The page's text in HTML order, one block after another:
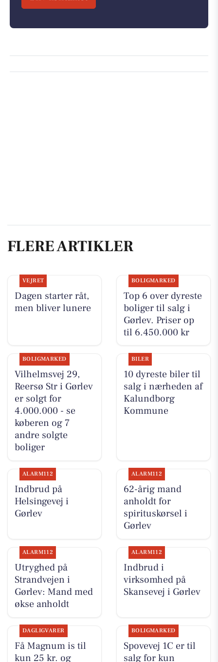
FLERE ARTIKLER
VEJRET
Dagen starter råt,
men bliver lunere
BOLIGMARKED
Top 6 over dyreste
boliger til salg i
Gørlev. Priser op
til 6.450.000 kr
BOLIGMARKED
Vilhelmsvej 29,
Reersø Str i Gørlev
er solgt for
4.000.000 - se
køberen og 7
andre solgte
boliger
BILER
10 dyreste biler til
salg i nærheden af
Kalundborg
Kommune
ALARM112
Indbrud på
Helsingevej i
Gørlev
ALARM112
62-årig mand
anholdt for
spirituskørsel i
Gørlev
ALARM112
Utryghed på
Strandvejen i
Gørlev: Mand med
økse anholdt
ALARM112
Indbrud i
virksomhed på
Skansevej i Gørlev
DAGLIGVARER
Få Magnum is til
kun 25 kr. og
BOLIGMARKED
Spovevej 1C er til
salg for kun